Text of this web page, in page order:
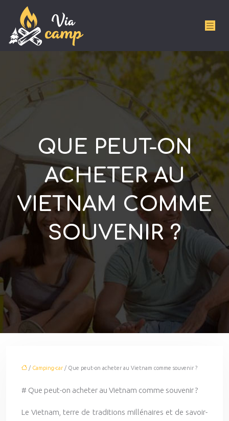
QUE PEUT-ON
ACHETER AU
VIETNAM COMME
SOUVENIR ?
/ Camping-car/ Que peut-on acheter au Vietnam comme souvenir ?
# Que peut-on acheter au Vietnam comme souvenir ?
Le Vietnam, terre de traditions millénaires et de savoir-